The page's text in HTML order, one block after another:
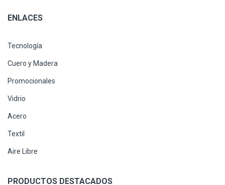
ENLACES
Tecnología
Cuero y Madera
Promocionales
Vidrio
Acero
Textil
Aire Libre
PRODUCTOS DESTACADOS